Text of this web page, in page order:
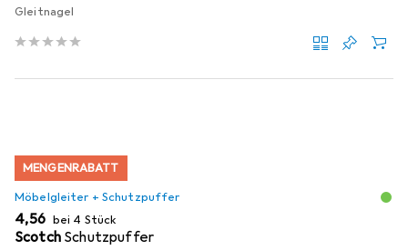
Gleitnagel
MENGENRABATT
Möbelgleiter + Schutzpuffer
EUR
4,56 bei 4 Stück
Scotch Schutzpuffer